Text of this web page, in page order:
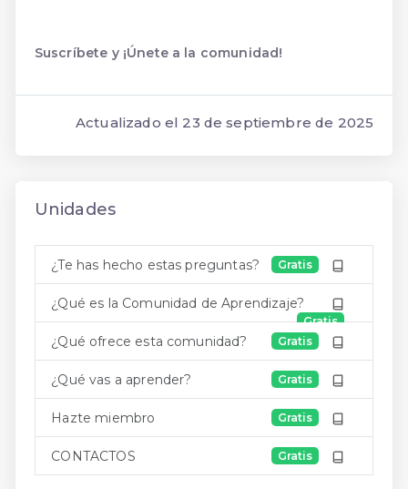
Suscríbete y ¡Únete a la comunidad!
Actualizado el 23 de septiembre de 2025
Unidades
¿Te has hecho estas preguntas? Gratis
¿Qué es la Comunidad de Aprendizaje?
Gratis
¿Qué ofrece esta comunidad? Gratis
¿Qué vas a aprender? Gratis
Hazte miembro Gratis
CONTACTOS Gratis